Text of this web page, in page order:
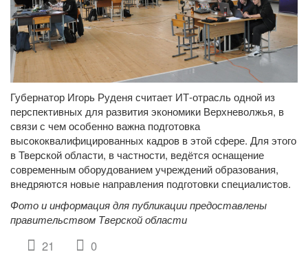
Губернатор Игорь Руденя считает ИТ-отрасль одной из
перспективных для развития экономики Верхневолжья, в
связи с чем особенно важна подготовка
высококвалифицированных кадров в этой сфере. Для этого
в Тверской области, в частности, ведётся оснащение
современным оборудованием учреждений образования,
внедряются новые направления подготовки специалистов.
Фото и информация для публикации предоставлены
правительством Тверской области
21 0